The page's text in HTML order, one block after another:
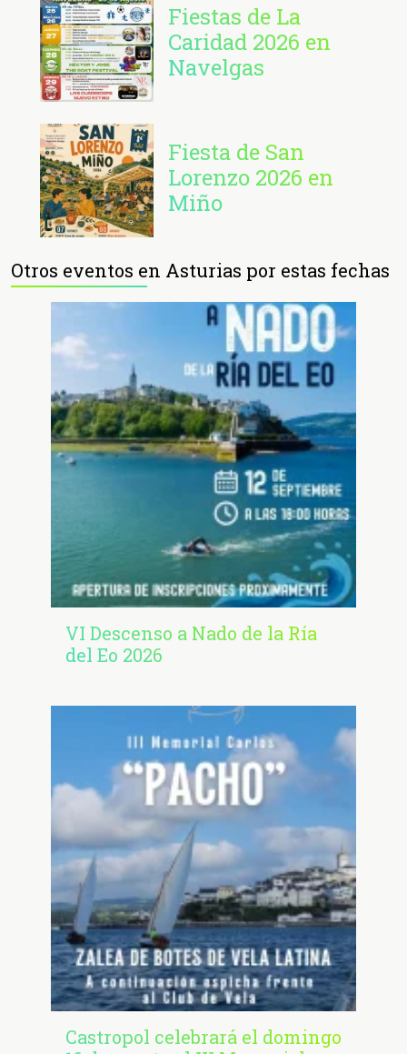
Fiestas de La
Caridad 2026 en
Navelgas
Fiesta de San
Lorenzo 2026 en
Miño
Otros eventos en Asturias por estas fechas
VI Descenso a Nado de la Ría
del Eo 2026
Castropol celebrará el domingo